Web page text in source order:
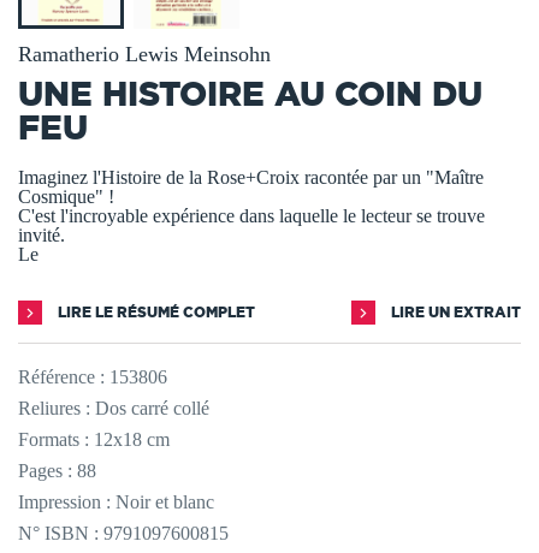
Ramatherio Lewis Meinsohn
UNE HISTOIRE AU COIN DU
FEU
Imaginez l'Histoire de la Rose+Croix racontée par un "Maître
Cosmique" !
C'est l'incroyable expérience dans laquelle le lecteur se trouve
invité.
Le
LIRE LE RÉSUMÉ COMPLET LIRE UN EXTRAIT
Référence : 153806
Reliures : Dos carré collé
Formats : 12x18 cm
Pages : 88
Impression : Noir et blanc
N° ISBN : 9791097600815